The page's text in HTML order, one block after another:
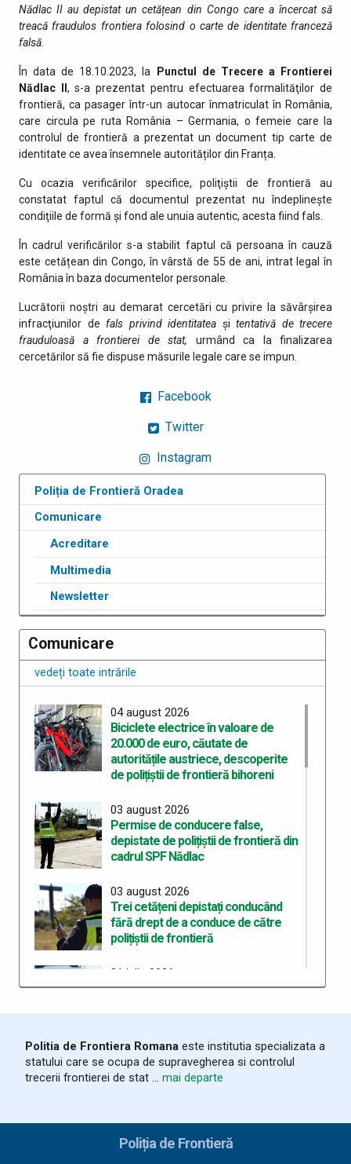
Nădlac II au depistat un cetățean din Congo care a încercat să
treacă fraudulos frontiera folosind o carte de identitate franceză
falsă.
În data de 18.10.2023, la
Punctul de Trecere a Frontierei
Nădlac II , s-a prezentat pentru efectuarea formalităţilor de
frontieră, ca pasager într-un autocar înmatriculat în România,
care circula pe ruta România – Germania, o femeie care la
controlul de frontieră a prezentat un document tip carte de
identitate ce avea însemnele autorităților din Franța.
Cu ocazia verificărilor specifice, poliţiştii de frontieră au
constatat faptul că documentul prezentat nu îndeplinește
condiţiile de formă şi fond ale unuia autentic, acesta fiind fals.
În cadrul verificărilor s-a stabilit faptul că persoana în cauză
este cetățean din Congo, în vârstă de 55 de ani, intrat legal în
România în baza documentelor personale.
Lucrătorii noştri au demarat cercetări cu privire la săvârșirea
infracţiunilor de fals privind identitatea și tentativă de trecere
frauduloasă a frontierei de stat, urmând ca la finalizarea
cercetărilor să fie dispuse măsurile legale care se impun.
Facebook
Twitter
Instagram
Poliția de Frontieră Oradea
Comunicare
Acreditare
Multimedia
Newsletter
Comunicare
vedeți toate intrările
04 august 2026
Biciclete electrice în valoare de
20.000 de euro, căutate de
autoritățile austriece, descoperite
de polițiștii de frontieră bihoreni
03 august 2026
Permise de conducere false,
depistate de polițiștii de frontieră din
cadrul SPF Nădlac
03 august 2026
Trei cetățeni depistați conducând
fără drept de a conduce de către
polițiștii de frontieră
31 iulie 2026
Circulația automarfarelor pe
28 iulie 2026
Ziua Poliţiei de Frontieră sărbătorită
28 iulie 2026
Politia de Frontiera Romana este institutia specializata a
statului care se ocupa de supravegherea si controlul
trecerii frontierei de stat ... mai departe
Poliția de Frontieră